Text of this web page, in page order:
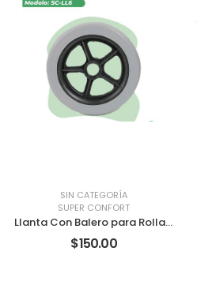
SIN CATEGORÍA
SUPER CONFORT
Llanta Con Balero para Rollator de 6″
$150.00